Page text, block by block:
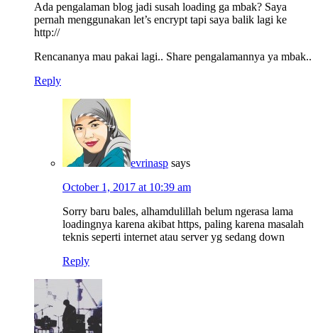
Ada pengalaman blog jadi susah loading ga mbak? Saya
pernah menggunakan let’s encrypt tapi saya balik lagi ke
http://
Rencananya mau pakai lagi.. Share pengalamannya ya mbak..
Reply
evrinasp says
October 1, 2017 at 10:39 am
Sorry baru bales, alhamdulillah belum ngerasa lama
loadingnya karena akibat https, paling karena masalah
teknis seperti internet atau server yg sedang down
Reply